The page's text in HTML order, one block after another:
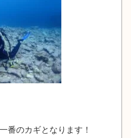
番のカギとなります！